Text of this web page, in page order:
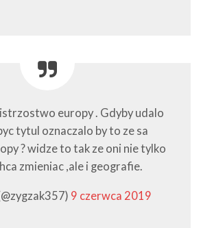
europy . Gdyby udalo
tytul oznaczalo by to ze sa
? widze to tak ze oni nie tylko
zmieniac ,ale i geografie.
9 czerwca 2019